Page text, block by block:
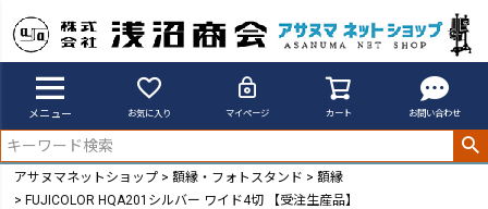
メニュー お気に入り マイページ カート お問い合わせ
アサヌマネットショップ 額縁・フォトスタンド
額縁
FUJICOLOR HQA201シルバー ワイド4切 【受注生産品】